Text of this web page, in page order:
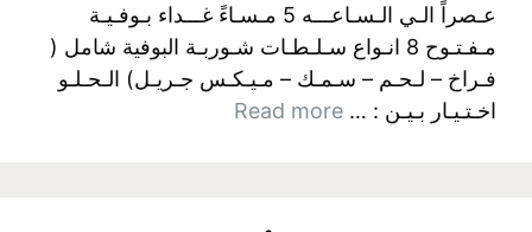
عـصراً الـي الـسـاعـــه 5 مـسـاءً غـــداء بـوفـيـة
مـفـتـوح 8 انـواع سـلـطـات شـوربـة البوفية شامل (
فـراخ – لـحـم – سـمـك – مـيـكـس جـريـل) الـحـلـو
اخـتـيـار بـيـن : … Read more